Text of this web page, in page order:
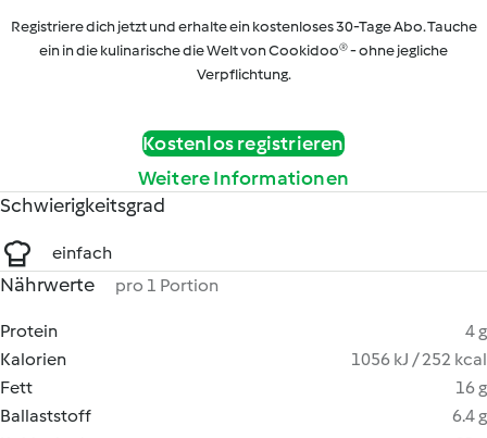
Registriere dich jetzt und erhalte ein kostenloses 30-Tage Abo. Tauche
ein in die kulinarische die Welt von Cookidoo® - ohne jegliche
Verpflichtung.
Kostenlos registrieren
Weitere Informationen
Schwierigkeitsgrad
einfach
Nährwerte pro 1 Portion
Protein
4 g
Kalorien
1056 kJ / 252 kcal
Fett
16 g
Ballaststoff
6.4 g